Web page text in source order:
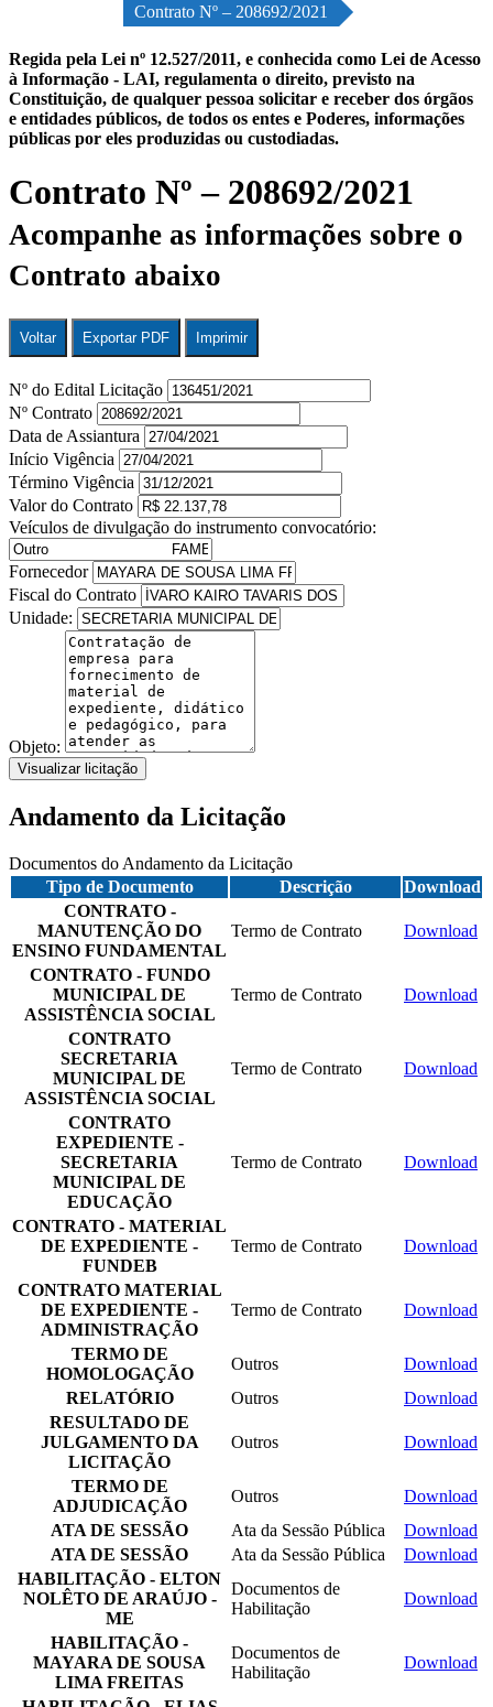
Contrato Nº – 208692/2021
Regida pela Lei nº 12.527/2011, e conhecida como Lei de Acesso
à Informação - LAI, regulamenta o direito, previsto na
Constituição, de qualquer pessoa solicitar e receber dos órgãos
e entidades públicos, de todos os entes e Poderes, informações
públicas por eles produzidas ou custodiadas.
Contrato Nº – 208692/2021
Acompanhe as informações sobre o
Contrato abaixo
Voltar Exportar PDF Imprimir
Nº do Edital Licitação
Nº Contrato
Data de Assiantura
Início Vigência
Término Vigência
Valor do Contrato
Veículos de divulgação do instrumento convocatório:
Fornecedor
Fiscal do Contrato
Unidade:
Objeto:
Visualizar licitação
Andamento da Licitação
Documentos do Andamento da Licitação
Tipo de Documento
Descrição
Download
CONTRATO -
MANUTENÇÃO DO
ENSINO FUNDAMENTAL
Termo de Contrato Download
CONTRATO - FUNDO
MUNICIPAL DE
ASSISTÊNCIA SOCIAL
Termo de Contrato Download
CONTRATO
SECRETARIA
MUNICIPAL DE
ASSISTÊNCIA SOCIAL
Termo de Contrato Download
CONTRATO
EXPEDIENTE -
SECRETARIA
MUNICIPAL DE
EDUCAÇÃO
Termo de Contrato Download
CONTRATO - MATERIAL
DE EXPEDIENTE -
FUNDEB
Termo de Contrato Download
CONTRATO MATERIAL
DE EXPEDIENTE -
ADMINISTRAÇÃO
Termo de Contrato Download
TERMO DE
HOMOLOGAÇÃO
Outros
Download
RELATÓRIO
Outros
Download
RESULTADO DE
JULGAMENTO DA
LICITAÇÃO
Outros Download
TERMO DE
ADJUDICAÇÃO
Outros
Download
ATA DE SESSÃO
Ata da Sessão Pública
Download
ATA DE SESSÃO
Ata da Sessão Pública
Download
HABILITAÇÃO - ELTON
NOLÊTO DE ARAÚJO -
ME
Documentos de
Habilitação
Download
HABILITAÇÃO -
MAYARA DE SOUSA
LIMA FREITAS
Documentos de
Habilitação
Download